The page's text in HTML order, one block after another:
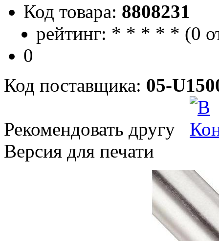
Код товара: 8808231
рейтинг: * * * * * (0
0
Код поставщика: 05-
Рекомендовать другу
Версия для печати